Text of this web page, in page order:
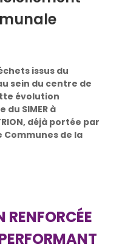
issus du
sein du centre de
évolution
SIMER à
déjà portée par
de la
RENFORCÉE